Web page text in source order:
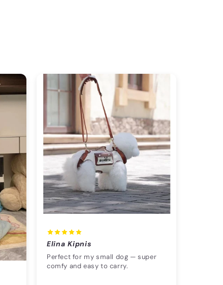
Elina Kipnis
Perfect for my small dog — super
comfy and easy to carry.